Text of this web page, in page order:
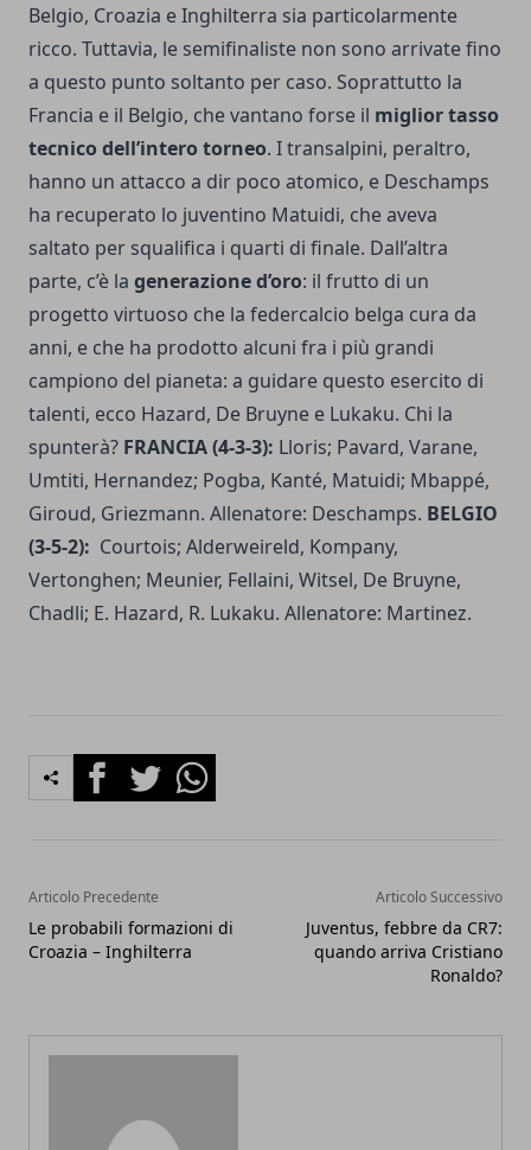
Belgio, Croazia e Inghilterra sia particolarmente
ricco. Tuttavia, le semifinaliste non sono arrivate fino
a questo punto soltanto per caso. Soprattutto la
Francia e il Belgio, che vantano forse il miglior tasso
tecnico dell’intero torneo. I transalpini, peraltro,
hanno un attacco a dir poco atomico, e Deschamps
ha recuperato lo juventino Matuidi, che aveva
saltato per squalifica i quarti di finale. Dall’altra
parte, c’è la generazione d’oro: il frutto di un
progetto virtuoso che la federcalcio belga cura da
anni, e che ha prodotto alcuni fra i più grandi
campiono del pianeta: a guidare questo esercito di
talenti, ecco Hazard, De Bruyne e Lukaku. Chi la
spunterà? FRANCIA (4-3-3): Lloris; Pavard, Varane,
Umtiti, Hernandez; Pogba, Kanté, Matuidi; Mbappé,
Giroud, Griezmann. Allenatore: Deschamps. BELGIO
(3-5-2): Courtois; Alderweireld, Kompany,
Vertonghen; Meunier, Fellaini, Witsel, De Bruyne,
Chadli; E. Hazard, R. Lukaku. Allenatore: Martinez.
FacebookTwitterWhatsapp
Articolo Precedente
Le probabili formazioni di
Croazia – Inghilterra
Articolo Successivo
Juventus, febbre da CR7:
quando arriva Cristiano
Ronaldo?